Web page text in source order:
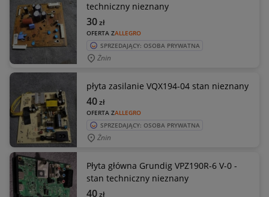
techniczny nieznany
OFERTA ZALLEGRO
30zł
SPRZEDAJĄCY: OSOBA PRYWATNA
Żnin
płyta zasilanie VQX194-04 stan nieznany
OFERTA ZALLEGRO
40zł
SPRZEDAJĄCY: OSOBA PRYWATNA
Żnin
Płyta główna Grundig VPZ190R-6 V-0 -
stan techniczny nieznany
40zł